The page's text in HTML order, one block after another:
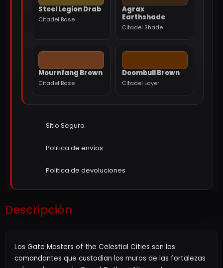
Steel Legion Drab
Citadel Base
Agrax
Earthshade
Citadel Shade
Mournfang Brown
Citadel Base
Doombull Brown
Citadel Layer
Sitio Seguro
Politica de envíos
Politica de devoluciones
Descripción
Los Gate Masters of the Celestial Cities son los
comandantes que custodian los muros de las fortalezas